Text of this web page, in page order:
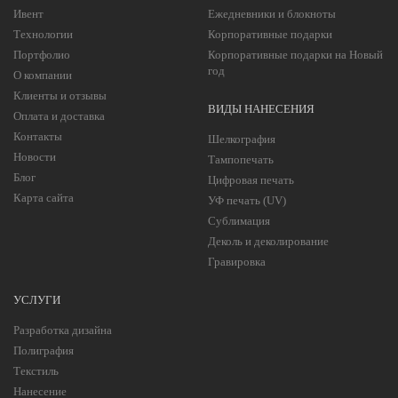
Ивент
Технологии
Портфолио
О компании
Клиенты и отзывы
Оплата и доставка
Контакты
Новости
Блог
Карта сайта
Ежедневники и блокноты
Корпоративные подарки
Корпоративные подарки на Новый
год
ВИДЫ НАНЕСЕНИЯ
Шелкография
Тампопечать
Цифровая печать
УФ печать (UV)
Сублимация
Деколь и деколирование
Гравировка
УСЛУГИ
Разработка дизайна
Полиграфия
Текстиль
Нанесение